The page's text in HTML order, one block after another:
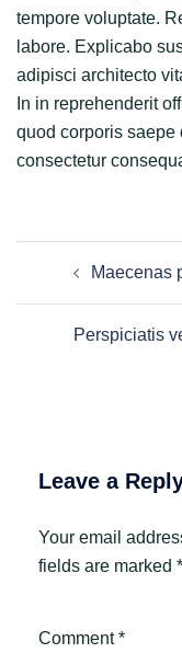
tempore voluptate.
labore. Explicabo
adipisci architecto
In in reprehenderit
quod corporis
consectetur
navigation
Maecenas
Perspiciatis
Leave a
Your email
fields are marked *
Comment*